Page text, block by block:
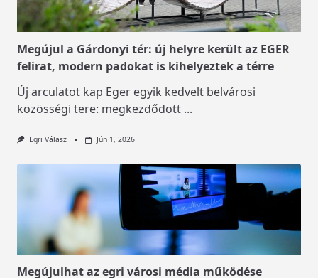
Megújul a Gárdonyi tér: új helyre került az EGER
felirat, modern padokat is kihelyeztek a térre
Új arculatot kap Eger egyik kedvelt belvárosi
közösségi tere: megkezdődött ...
Egri Válasz Jún 1, 2026
Megújulhat az egri városi média működése